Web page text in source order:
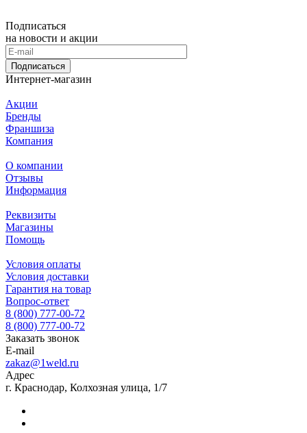
Подписаться
на новости и акции
Подписаться
Интернет-магазин
Акции
Бренды
Франшиза
Компания
О компании
Отзывы
Информация
Реквизиты
Магазины
Помощь
Условия оплаты
Условия доставки
Гарантия на товар
Вопрос-ответ
8 (800) 777-00-72
8 (800) 777-00-72
Заказать звонок
E-mail
zakaz@1weld.ru
Адрес
г. Краснодар, Колхозная улица, 1/7